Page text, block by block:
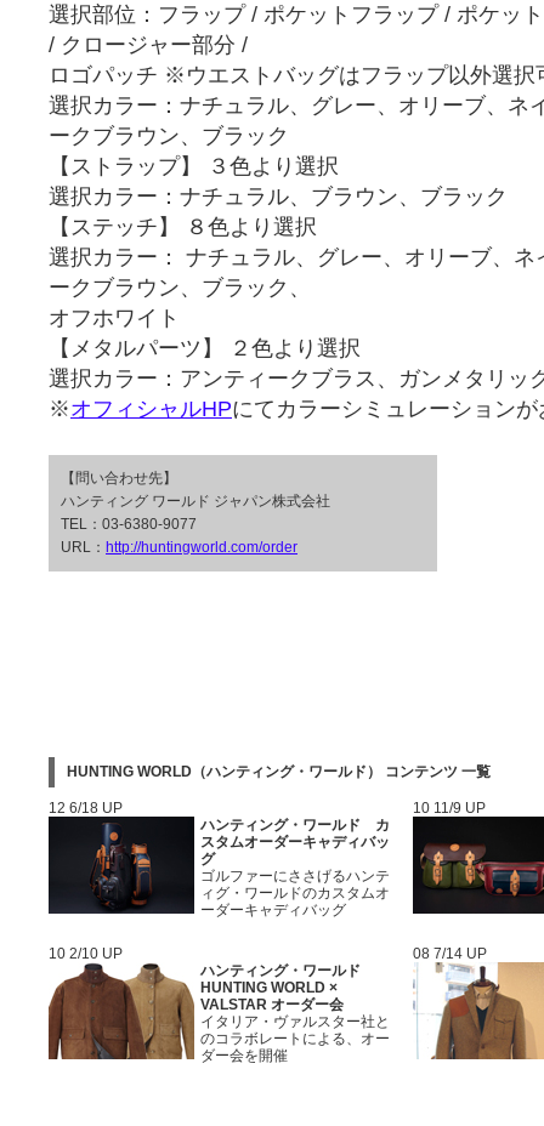
選択部位：フラップ / ポケットフラップ / ポケッ
/ クロージャー部分 /
ロゴパッチ ※ウエストバッグはフラップ以外選択
選択カラー：ナチュラル、グレー、オリーブ、ネ
ークブラウン、ブラック
【ストラップ】 ３色より選択
選択カラー：ナチュラル、ブラウン、ブラック
【ステッチ】 ８色より選択
選択カラー： ナチュラル、グレー、オリーブ、
ークブラウン、ブラック、
オフホワイト
【メタルパーツ】 ２色より選択
選択カラー：アンティークブラス、ガンメタリッ
※オフィシャルHPにてカラーシミュレーション
【問い合わせ先】
ハンティング ワールド ジャパン株式会社
TEL：03-6380-9077
URL： http://huntingworld.com/order
HUNTING WORLD（ハンティング・ワールド） コンテンツ 一覧
12 6/18 UP
ハンティング・ワールド カ
スタムオーダーキャディバッ
グ
ゴルファーにささげるハンテ
ィグ・ワールドのカスタムオ
ーダーキャディバッグ
10 11/9 UP
10 2/10 UP
ハンティング・ワールド
HUNTING WORLD ×
VALSTAR オーダー会
イタリア・ヴァルスター社と
のコラボレートによる、オー
ダー会を開催
08 7/14 UP